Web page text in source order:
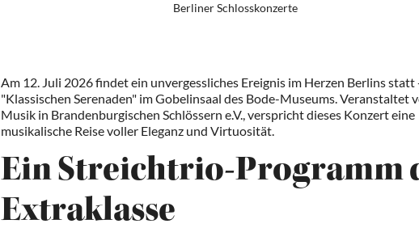
Berliner Schlosskonzerte
Am 12. Juli 2026 findet ein unvergessliches Ereignis im Herzen Berlins statt
"Klassischen Serenaden" im Gobelinsaal des Bode-Museums. Veranstaltet
Musik in Brandenburgischen Schlössern e.V., verspricht dieses Konzert eine
musikalische Reise voller Eleganz und Virtuosität.
Ein Streichtrio-Programm
Extraklasse